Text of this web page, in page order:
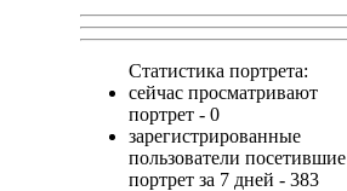
Статистика портрета:
сейчас просматривают
портрет - 0
зарегистрированные
пользователи посетившие
портрет за 7 дней - 383